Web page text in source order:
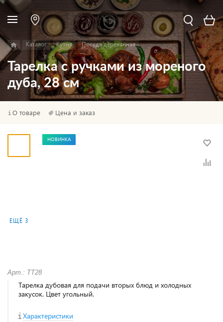
Каталог Кухня Посуда деревянная
Тарелка с ручками из мореного
дуба, 28 см
О товаре Цена и заказ
ЕЩЁ 3
НОВИНКА
Арт.: ТТ28
Тарелка дубовая для подачи вторых блюд и холодных
закусок. Цвет угольный.
Характеристики